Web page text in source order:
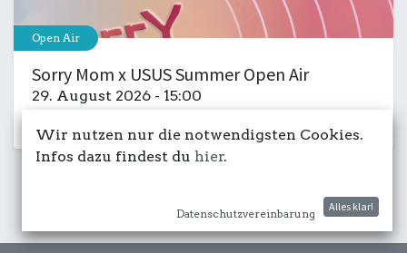
Open Air
Sorry Mom x USUS Summer Open Air
29. August 2026 - 15:00
Wir nutzen nur die notwendigsten Cookies.
Infos dazu findest du hier.
Datenschutzvereinbarung
Alles klar!